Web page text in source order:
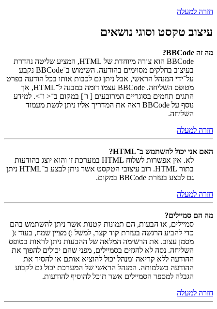
חזרה למעלה
עיצוב טקסט וסוגי נושאים
מה זה BBCode?
BBCode הוא צורה מיוחדת של HTML, המציע שליטה נהדרת
בעיצוב בחלקים מסוימים בהודעה. השימוש ב־BBCode נקבע
על־ידי המנהל הראשי, אבל ניתן גם לכבות אותו בכל הודעה בפרט
מטופס השליחה. BBCode עצמו דומה במבנה ל־HTML, אך
התגים תחמים בסוגריים המרובעים [ ו־] במקום ב־< ו־>. למידע
נוסף על BBCode ראה את המדריך אליו ניתן לגשת מעמוד
השליחה.
חזרה למעלה
האם אני יכול להשתמש ב־HTML?
לא. אין אפשרות לשלוח HTML במערכת זו והוא יוצג בהודעות
בתור HTML. רוב עיצובי הטקסט אשר ניתן לבצע ב־HTML ניתן
גם לבצע בעזרת BBCode במקום.
חזרה למעלה
מה הם סמיילים?
סמיילים, או הבעות, הם תמונות קטנות אשר ניתן להשתמש בהם
כדי להביע הרגשה בעזרת קוד קצר, למשל :) מציין שמח, בעוד :(
מסמן עצוב. את הרשימה המלאה של ההבעות ניתן לראות בטופס
השליחה. נסה לא להגזים בסמיילים, מפני שהם יכולים להפוך את
ההודעה ללא קריאה ומנהל יכול להוציא אותם או להסיר את
ההודעה בשלמותה. המנהל הראשי של המערכת יכול גם לקבוע
הגבלה למספר הסמיילים אשר תוכל להוסיף להודעות.
חזרה למעלה